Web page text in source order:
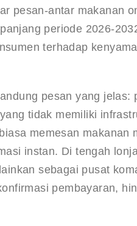
pesan-antar makanan
periode 2026-
terhadap
pesan yang jelas:
tidak memiliki
memesan makanan
instan. Di tengah
sebagai pusat
pembayaran,